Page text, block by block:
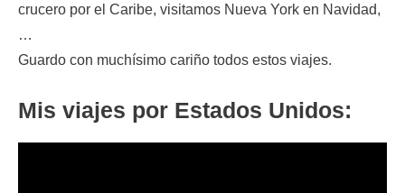
crucero por el Caribe, visitamos Nueva York en Navidad,
…
Guardo con muchísimo cariño todos estos viajes.
Mis viajes por Estados Unidos: